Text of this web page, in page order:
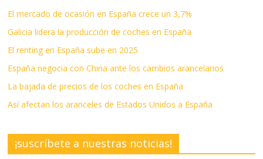
El mercado de ocasión en España crece un 3,7%
Galicia lidera la producción de coches en España
El renting en España sube en 2025
España negocia con China ante los cambios arancelarios
La bajada de precios de los coches en España
Así afectan los aranceles de Estados Unidos a España
¡suscríbete a nuestras noticias!